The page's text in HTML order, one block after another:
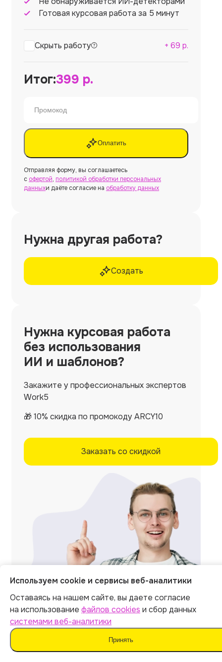
Готовая курсовая работа за 5 минут
Скрыть работу + 69 р.
Итог:399 р.
Оплатить
Отправляя форму, вы соглашаетесь
с офертой, политикой обработки персональных
данныхи даёте согласие на обработку данных
Нужна другая работа?
Создать
Нужна курсовая работа
без использования
ИИ и шаблонов?
Закажите у профессиональных экспертов
Work5
🎁 10% скидка по промокоду ARCY10
Заказать со скидкой
Отзывы на независимых
площадках
Используем cookie и сервисы веб-аналитики
Оставаясь на нашем сайте, вы даете согласие
на использование файлов cookies и сбор данных
системами веб-аналитики
Принять